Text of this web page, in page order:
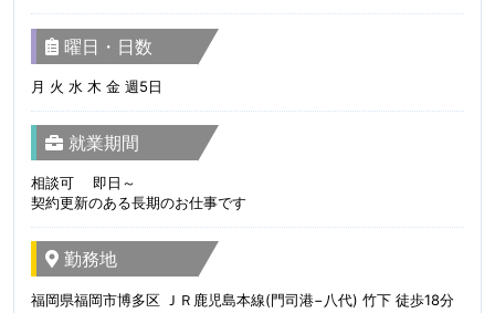
曜日・日数
月 火 水 木 金 週5日
就業期間
相談可 即日～
契約更新のある長期のお仕事です
勤務地
福岡県福岡市博多区 ＪＲ鹿児島本線(門司港−八代) 竹下 徒歩18分